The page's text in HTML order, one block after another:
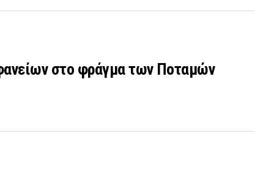
στο φράγμα των Ποταμών